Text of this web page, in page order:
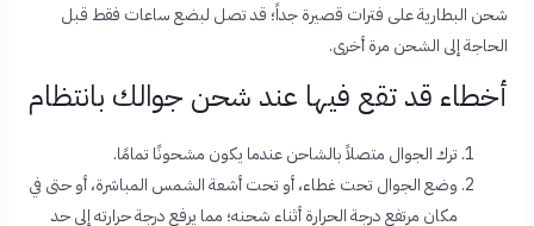
شحن البطارية على فترات قصيرة جداً؛ قد تصل لبضع ساعات فقط قبل
الحاجة إلى الشحن مرة أخرى.
أخطاء قد تقع فيها عند شحن جوالك بانتظام
ترك الجوال متصلاً بالشاحن عندما يكون مشحونًا تمامًا.
وضع الجوال تحت غطاء، أو تحت أشعة الشمس المباشرة، أو حتى في
مكان مرتفع درجة الحرارة أثناء شحنه؛ مما يرفع درجة حرارته إلى حد